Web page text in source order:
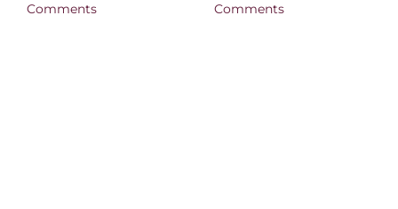
Comments
Comments